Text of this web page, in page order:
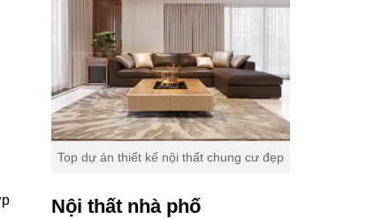
Top dự án thiết kế nội thất chung cư đẹp
Nội thất nhà phố